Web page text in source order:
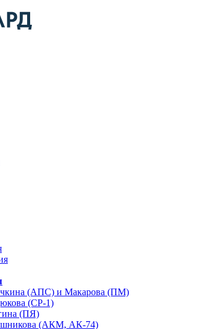
(АПС) и Макарова (ПМ)
(СР-1)
(ПЯ)
(АКМ, АК-74)